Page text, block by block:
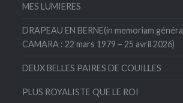
MES LUMIERES
DRAPEAU EN BERNE(in memoriam
CAMARA : 22 mars 1979 – 25 avril 2026)
DEUX BELLES PAIRES DE COUILLES
PLUS ROYALISTE QUE LE ROI